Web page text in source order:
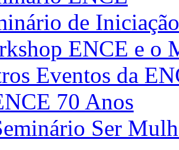
de
ENCE e o
Eventos da
70 Anos
Ser